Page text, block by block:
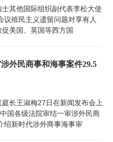
其他国际组织副代表李松大使
殖民主义遗留问题对享有人
美国、英国等西方国
外民商事和海事案件29.5
长王淑梅27日在新闻发布会上
国各级法院审结一审涉外民商
绍新时代涉外商事海事审